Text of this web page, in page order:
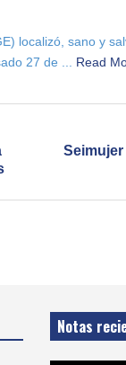
localizó, sano y
27 de ...
Read
Notas